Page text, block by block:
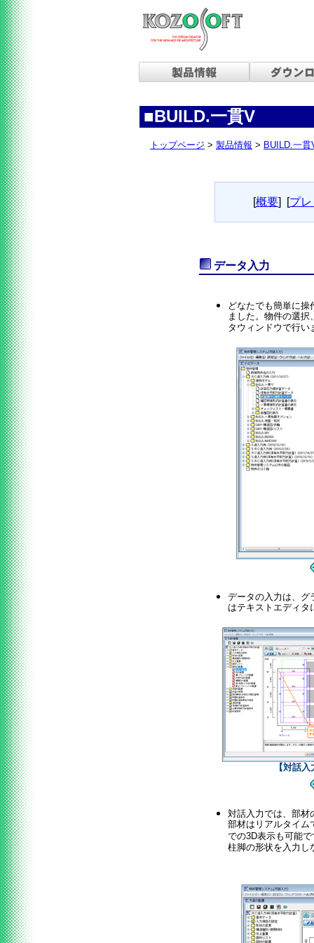
■BUILD.一貫V
トップページ > 製品情報 > BUILD.一貫
[概要] [プ
データ入力
どなたでも簡単に
ました。物件の選
タウィンドウで行い
データの入力は、グ
はテキストエディタ
【対話
対話入力では、部材
部材はリアルタイム
での3D表示も可能
柱脚の形状を入力し